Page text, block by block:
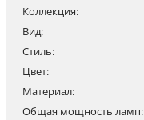
Коллекция:
Вид:
Стиль:
Цвет:
Материал:
Общая мощность ламп: